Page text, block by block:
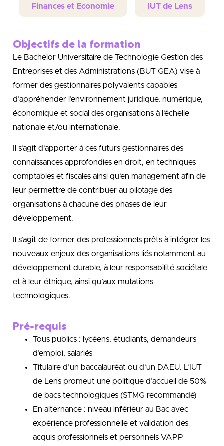
Finances et Economie IUT de Lens
Objectifs de la formation
Le Bachelor Universitaire de Technologie Gestion des
Entreprises et des Administrations (BUT GEA) vise à
former des gestionnaires polyvalents capables
d’appréhender l’environnement juridique, numérique,
économique et social des organisations à l’échelle
nationale et/ou internationale.
Il s’agit d’apporter à ces futurs gestionnaires des
connaissances approfondies en droit, en techniques
comptables et fiscales ainsi qu’en management afin de
leur permettre de contribuer au pilotage des
organisations à chacune des phases de leur
développement.
Il s’agit de former des professionnels prêts à intégrer les
nouveaux enjeux des organisations liés notamment au
développement durable, à leur responsabilité sociétale
et à leur éthique, ainsi qu’aux mutations
technologiques.
Pré-requis
Tous publics : lycéens, étudiants, demandeurs
d’emploi, salariés
Titulaire d’un baccalauréat ou d’un DAEU. L’IUT
de Lens promeut une politique d’accueil de 50%
de bacs technologiques (STMG recommandé)
En alternance : niveau inférieur au Bac avec
expérience professionnelle et validation des
acquis professionnels et personnels VAPP